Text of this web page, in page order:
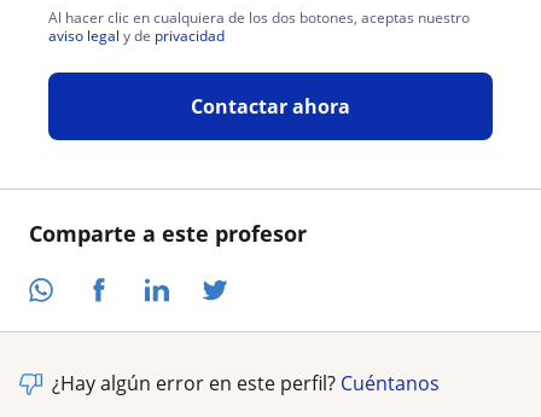
Comparte a este profesor
Al hacer clic en cualquiera de los dos botones, aceptas nuestro
aviso legal y de privacidad
Contactar ahora
¿Hay algún error en este perfil? Cuéntanos